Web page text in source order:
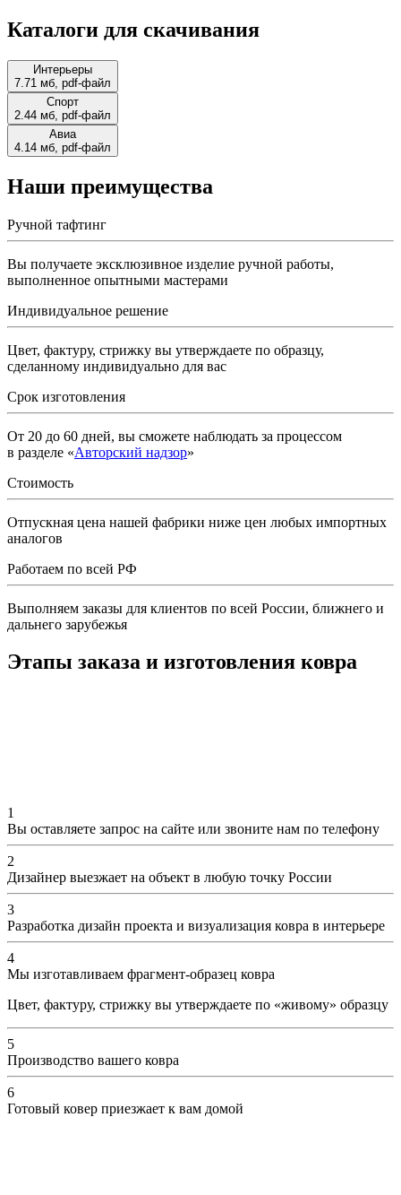
Каталоги для скачивания
Интерьеры
7.71 мб, pdf-файл
Спорт
2.44 мб, pdf-файл
Авиа
4.14 мб, pdf-файл
Наши преимущества
Ручной тафтинг
Вы получаете эксклюзивное изделие ручной работы,
выполненное опытными мастерами
Индивидуальное решение
Цвет, фактуру, стрижку вы утверждаете по образцу,
сделанному индивидуально для вас
Срок изготовления
От 20 до 60 дней, вы сможете наблюдать за процессом
в разделе «Авторский надзор»
Стоимость
Отпускная цена нашей фабрики ниже цен любых импортных
аналогов
Работаем по всей РФ
Выполняем заказы для клиентов по всей России, ближнего и
дальнего зарубежья
Этапы заказа и изготовления ковра
1
Вы оставляете запрос на сайте или звоните нам по телефону
2
Дизайнер выезжает на объект в любую точку России
3
Разработка дизайн проекта и визуализация ковра в интерьере
4
Мы изготавливаем фрагмент-образец ковра
Цвет, фактуру, стрижку вы утверждаете по «живому» образцу
5
Производство вашего ковра
6
Готовый ковер приезжает к вам домой